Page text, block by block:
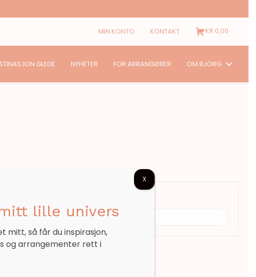
MIN KONTO KONTAKT KR 0,00
GLEDE NYHETER FOR ARRANGØRER OM BJÖRG
try a different search.
lille univers
mitt, så får du inspirasjon,
og arrangementer rett i
X